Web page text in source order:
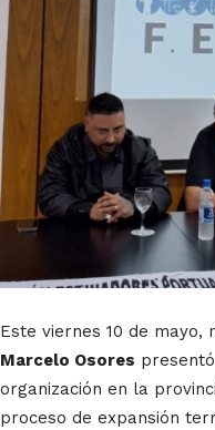
Este viernes 10 de mayo,
Marcelo Osores
organización en la
proceso de expansión